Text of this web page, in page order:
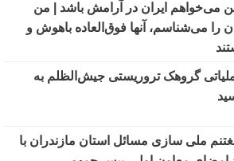
می‌خواهم ایران در آرامش باشد | من
را می‌شناسم، آنها فوق‌العاده باهوش و
گروهک تروریستی جیش‌الظلم به
ملی سازی مسائل استان مازندران با